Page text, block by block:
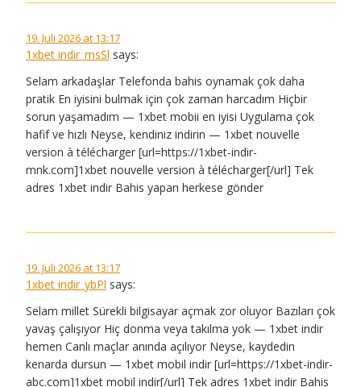
19. Juli 2026 at 13:17
1xbet indir_msSl says:
Selam arkadaşlar Telefonda bahis oynamak çok daha
pratik En iyisini bulmak için çok zaman harcadım Hiçbir
sorun yaşamadım — 1xbet mobii en iyisi Uygulama çok
hafif ve hızlı Neyse, kendiniz indirin — 1xbet nouvelle
version à télécharger [url=https://1xbet-indir-
mnk.com]1xbet nouvelle version à télécharger[/url] Tek
adres 1xbet indir Bahis yapan herkese gönder
19. Juli 2026 at 13:17
1xbet indir_ybPl says:
Selam millet Sürekli bilgisayar açmak zor oluyor Bazıları çok
yavaş çalışıyor Hiç donma veya takılma yok — 1xbet indir
hemen Canlı maçlar anında açılıyor Neyse, kaydedin
kenarda dursun — 1xbet mobil indir [url=https://1xbet-indir-
abc.com]1xbet mobil indir[/url] Tek adres 1xbet indir Bahis